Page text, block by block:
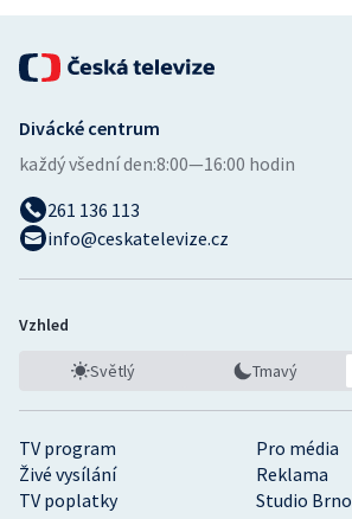
TV program
Pro média
Živé vysílání
Reklama
TV poplatky
Studio Brno
Divácké centrum
každý všední den:8:00—16:00 hodin
261 136 113
info@ceskatelevize.cz
Vzhled
Světlý Tmavý